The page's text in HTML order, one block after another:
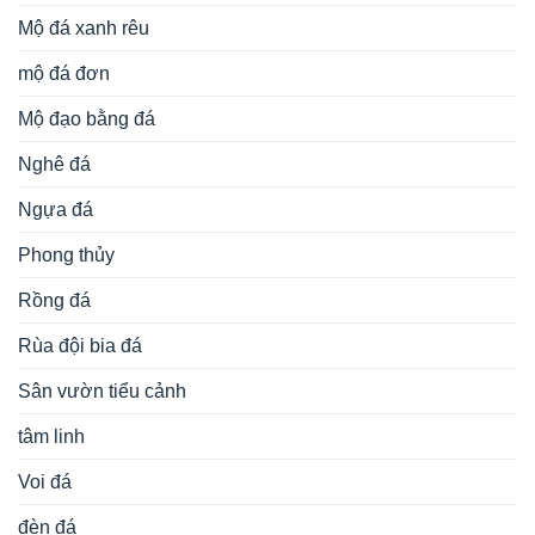
Mộ đá xanh rêu
mộ đá đơn
Mộ đạo bằng đá
Nghê đá
Ngựa đá
Phong thủy
Rồng đá
Rùa đội bia đá
Sân vườn tiểu cảnh
tâm linh
Voi đá
đèn đá